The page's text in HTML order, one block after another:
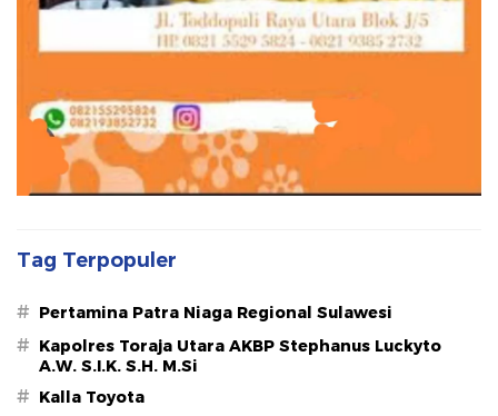
Tag Terpopuler
# Pertamina Patra Niaga Regional Sulawesi
# Kapolres Toraja Utara AKBP Stephanus Luckyto
A.W. S.I.K. S.H. M.Si
# Kalla Toyota